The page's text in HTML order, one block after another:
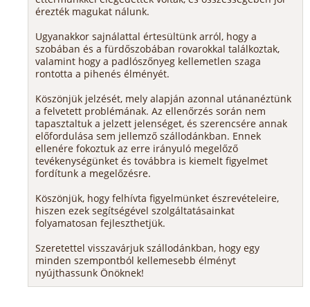
érezték magukat nálunk.
Ugyanakkor sajnálattal értesültünk arról, hogy a
szobában és a fürdőszobában rovarokkal találkoztak,
valamint hogy a padlószőnyeg kellemetlen szaga
rontotta a pihenés élményét.
Köszönjük jelzését, mely alapján azonnal utánanéztünk
a felvetett problémának. Az ellenőrzés során nem
tapasztaltuk a jelzett jelenséget, és szerencsére annak
előfordulása sem jellemző szállodánkban. Ennek
ellenére fokoztuk az erre irányuló megelőző
tevékenységünket és továbbra is kiemelt figyelmet
fordítunk a megelőzésre.
Köszönjük, hogy felhívta figyelmünket észrevételeire,
hiszen ezek segítségével szolgáltatásainkat
folyamatosan fejleszthetjük.
Szeretettel visszavárjuk szállodánkban, hogy egy
minden szempontból kellemesebb élményt
nyújthassunk Önöknek!